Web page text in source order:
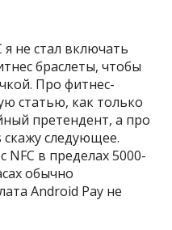
я не стал включать
браслеты, чтобы
Про фитнес-
статью, как только
претендент, а про
скажу следующее.
NFC в пределах 5000-
обычно
Android Pay не